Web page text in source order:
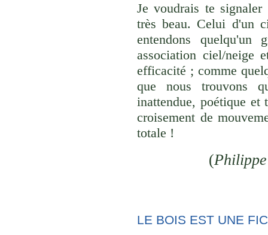
Je voudrais te
très beau. Celui d'un
entendons quelqu'un
association ciel/neige
efficacité ; comme
que nous trouvons
inattendue, poétique
croisement de
totale !
(
LE BOIS EST UNE